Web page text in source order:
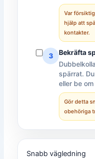
Var
hjälp att
kontakter.
3
Bekräfta
spärrat.
eller be
Gör detta
obehöriga
Snabb vägledning